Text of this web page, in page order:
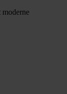
moderne